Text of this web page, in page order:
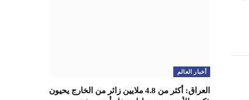
أخبار العالم
العراق: أكثر من 4.8 ملايين زائر من الخارج يحيون